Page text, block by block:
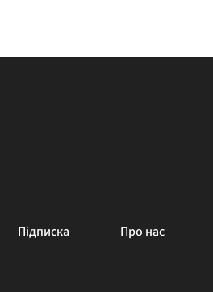
Підписка Про нас